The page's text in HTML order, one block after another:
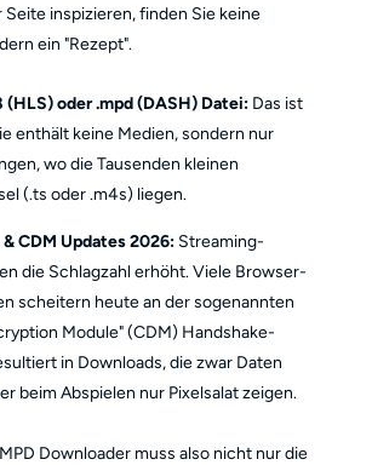
inspizieren, finden Sie keine
ein "Rezept".
(HLS) oder .mpd (DASH) Datei: Das ist
enthält keine Medien, sondern nur
wo die Tausenden kleinen
(.ts oder .m4s) liegen.
CDM Updates 2026: Streaming-
die Schlagzahl erhöht. Viele Browser-
scheitern heute an der sogenannten
Module" (CDM) Handshake-
in Downloads, die zwar Daten
beim Abspielen nur Pixelsalat zeigen.
Downloader muss also nicht nur die